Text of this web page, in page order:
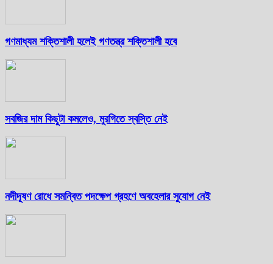
গণমাধ্যম শক্তিশালী হলেই গণতন্ত্র শক্তিশালী হবে
সবজির দাম কিছুটা কমলেও, মুরগিতে স্বস্তি নেই
নদীদূষণ রোধে সমন্বিত পদক্ষেপ গ্রহণে অবহেলার সুযোগ নেই